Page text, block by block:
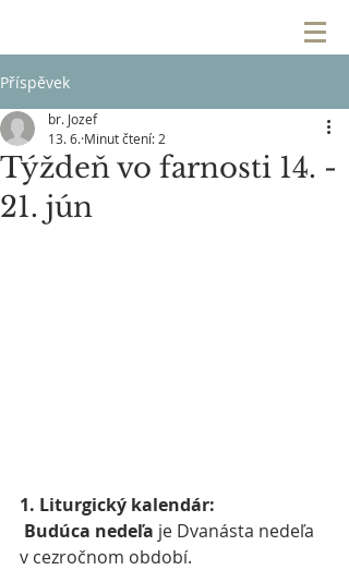
Příspěvek
Týždeň vo farnosti 14. -
21. jún
br. Jozef
13. 6. Minut čtení: 2
1. Liturgický kalendár:
Budúca nedeľa je Dvanásta nedeľa
v cezročnom období.